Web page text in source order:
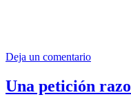
Deja un comentario
Una petición